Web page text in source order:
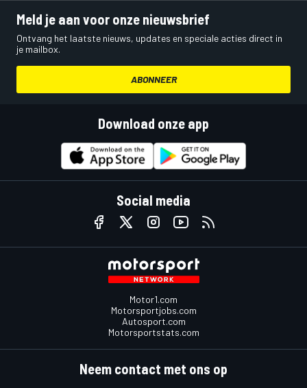
Meld je aan voor onze nieuwsbrief
Ontvang het laatste nieuws, updates en speciale acties direct in
je mailbox.
ABONNEER
Download onze app
Social media
Motor1.com
Motorsportjobs.com
Autosport.com
Motorsportstats.com
Neem contact met ons op